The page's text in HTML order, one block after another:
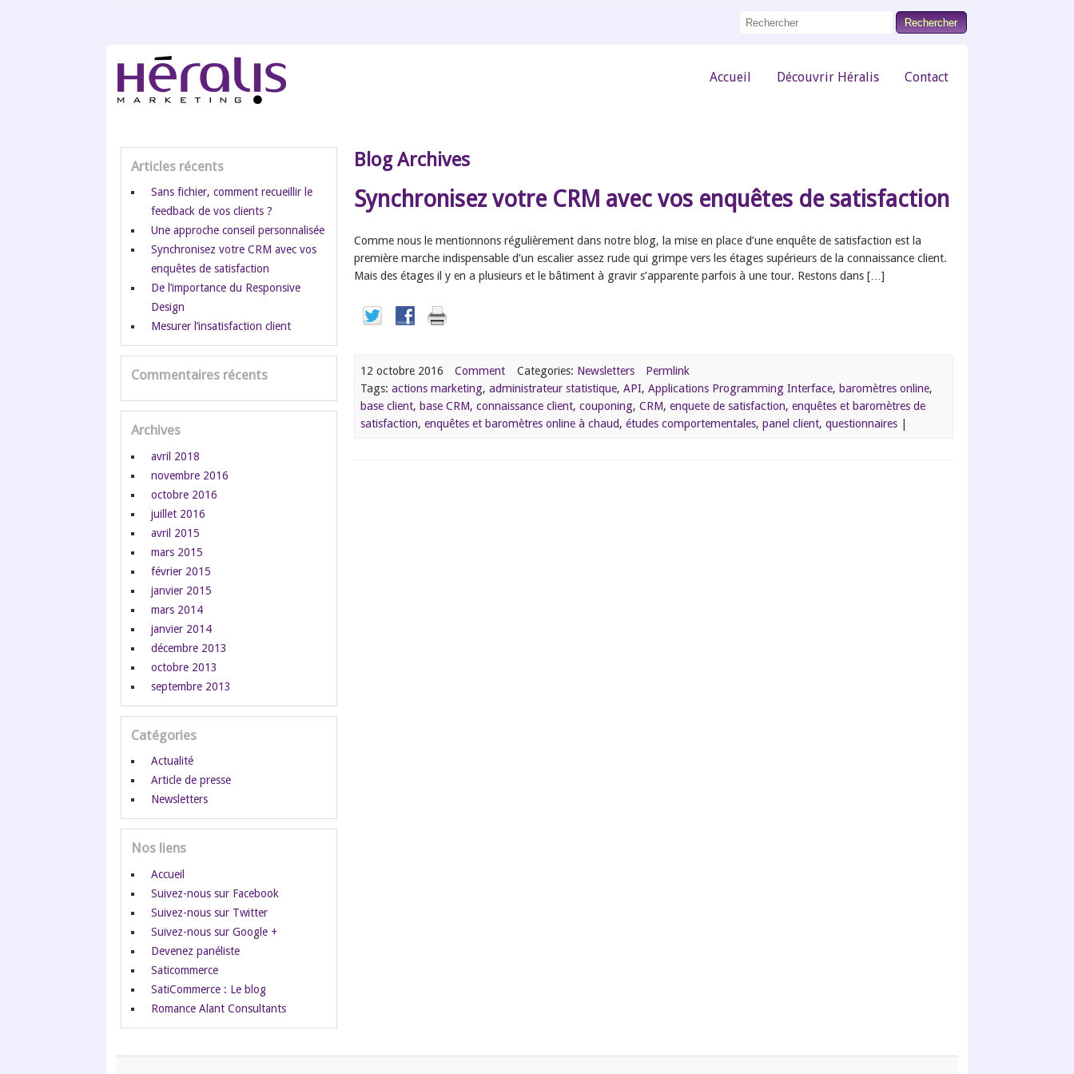
Accueil Découvrir Héralis Contact
Blog Archives
Synchronisez votre CRM avec vos enquêtes de satisfaction
Comme nous le mentionnons régulièrement dans notre blog, la mise en place d’une enquête de satisfaction est la
première marche indispensable d’un escalier assez rude qui grimpe vers les étages supérieurs de la connaissance client.
Mais des étages il y en a plusieurs et le bâtiment à gravir s’apparente parfois à une tour. Restons dans […]
12 octobre 2016 Comment Categories: Newsletters
Tags: actions marketing, administrateur statistique, API, Applications Programming Interface, baromètres online,
base client, base CRM, connaissance client, couponing, CRM, enquete de satisfaction, enquêtes et baromètres de
satisfaction, enquêtes et baromètres online à chaud, études comportementales, panel client, questionnaires|
Permlink
Articles récents
Sans fichier, comment recueillir le
feedback de vos clients ?
Une approche conseil personnalisée
Synchronisez votre CRM avec vos
enquêtes de satisfaction
De l’importance du Responsive
Design
Mesurer l’insatisfaction client
Commentaires récents
Archives
avril 2018
novembre 2016
octobre 2016
juillet 2016
avril 2015
mars 2015
février 2015
janvier 2015
mars 2014
janvier 2014
décembre 2013
octobre 2013
septembre 2013
Catégories
Actualité
Article de presse
Newsletters
Nos liens
Accueil
Suivez-nous sur Facebook
Suivez-nous sur Twitter
Suivez-nous sur Google +
Devenez panéliste
Saticommerce
SatiCommerce : Le blog
Romance Alant Consultants